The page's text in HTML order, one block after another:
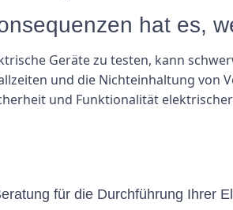
hat es,
Geräte zu testen, kann
und die Nichteinhaltung von
und Funktionalität